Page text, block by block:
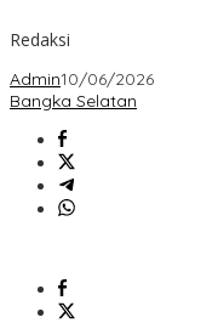
Redaksi
Admin10/06/2026
Bangka Selatan